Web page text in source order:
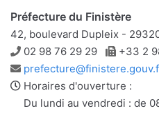
Préfecture du Finistère
42, boulevard Dupleix -
Téléphone
02 98 76 29 29
+33 2
Adresse
e-
mail
Horaires d'ouverture :
Du lundi au vendredi : de